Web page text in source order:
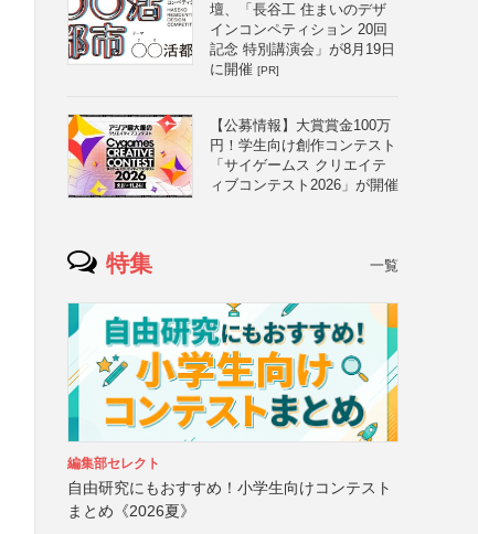
壇、「長谷工 住まいのデザ
インコンペティション 20回
記念 特別講演会」が8月19日
に開催 [PR]
【公募情報】大賞賞金100万
円！学生向け創作コンテスト
「サイゲームス クリエイテ
ィブコンテスト2026」が開催
特集 一覧
編集部セレクト
自由研究にもおすすめ！小学生向けコンテスト
まとめ《2026夏》